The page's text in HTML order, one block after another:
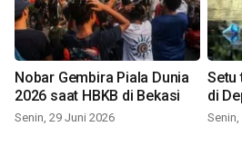
Nobar Gembira Piala Dunia
2026 saat HBKB di Bekasi
Senin, 29 Juni 2026
Setu
di